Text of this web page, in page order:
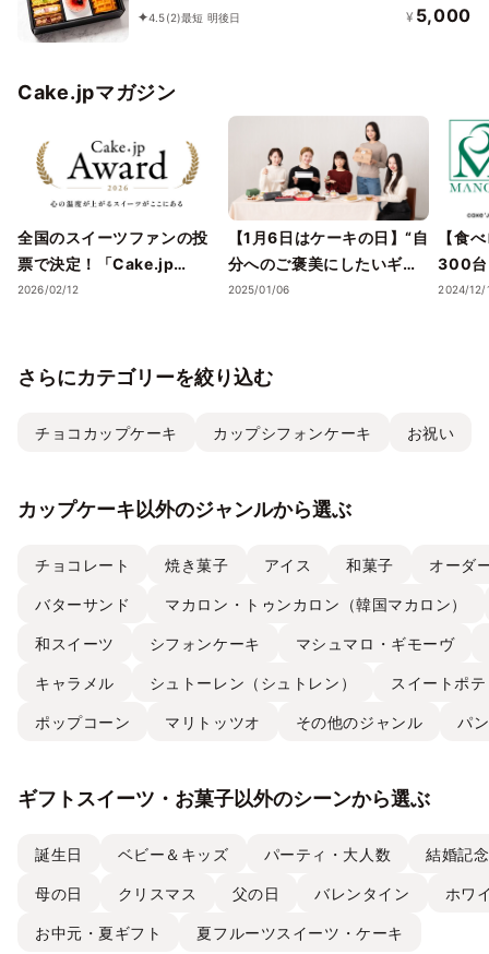
4.5(2)最短 明後日 ¥ 5,000
Cake.jpマガジン
全国のスイーツファンの投
票で決定！「Cake.jp
Award 2026」受賞店舗を
ツの名店が集結 ―
2026/02/12
【1月6日はケーキの日】“自
分へのご褒美にしたいギフ
トスイーツ・ケーキ”5選
2025/01/06
【食
300台
スイ
2024/12/
さらにカテゴリーを絞り込む
チョコカップケーキ カップシフォンケーキ お祝い
カップケーキ以外のジャンルから選ぶ
チョコレート 焼き菓子 アイス 和菓子 オーダ
バターサンド マカロン・トゥンカロン（韓国マカロン）
和スイーツ シフォンケーキ マシュマロ・ギモーヴ
キャラメル シュトーレン（シュトレン） スイートポ
ポップコーン マリトッツオ その他のジャンル パン
ギフトスイーツ・お菓子以外のシーンから選ぶ
誕生日 ベビー＆キッズ パーティ・大人数 結婚記
母の日 クリスマス 父の日 バレンタイン ホワ
お中元・夏ギフト 夏フルーツスイーツ・ケーキ